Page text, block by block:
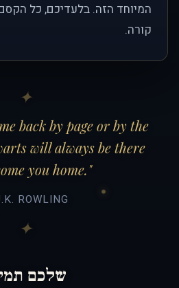
המיוחד הזה. בלעדיכם, כל
קורה.
back by page or by the
will always be there
you home."
ROWLING
שלכם